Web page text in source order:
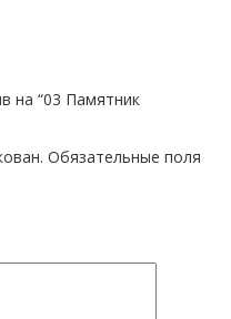
на “03 Памятник
Обязательные поля